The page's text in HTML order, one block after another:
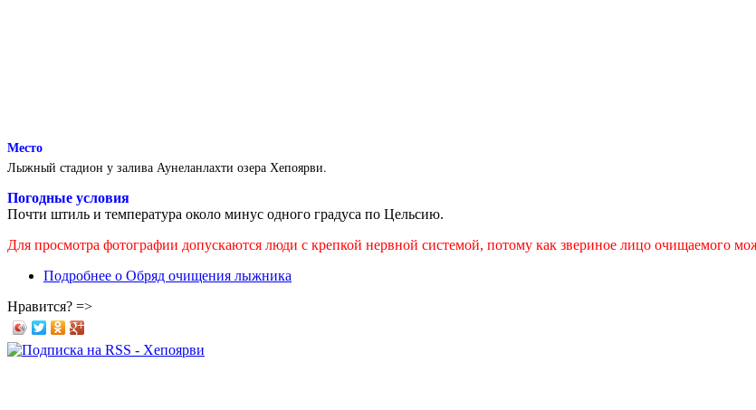
Место
Лыжный стадион у залива Аунеланлахти озера Хепоярви.
Погодные условия
Почти штиль и температура около минус одного градуса по Цельсию.
Для просмотра фотографии допускаются люди с крепкой нервной системой, потому как звериное лицо очищаемого
Подробнее о Обряд очищения лыжника
Нравится? =>